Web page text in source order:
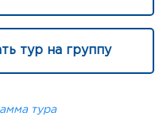
тур на группу
тура